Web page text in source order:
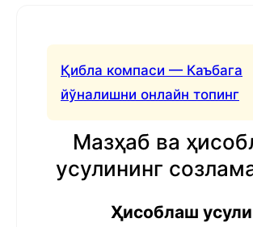
Қибла компаси — Каъбага
йўналишни онлайн топинг
Мазҳаб ва
усулининг
Ҳисоблаш усули